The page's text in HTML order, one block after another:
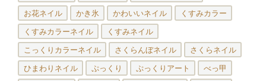
お花ネイル かき氷 かわいいネイル くすみカラー
くすみカラーネイル くすみネイル
こっくりカラーネイル さくらんぼネイル さくらネイル
ひまわりネイル ぷっくり ぷっくりアート べっ甲